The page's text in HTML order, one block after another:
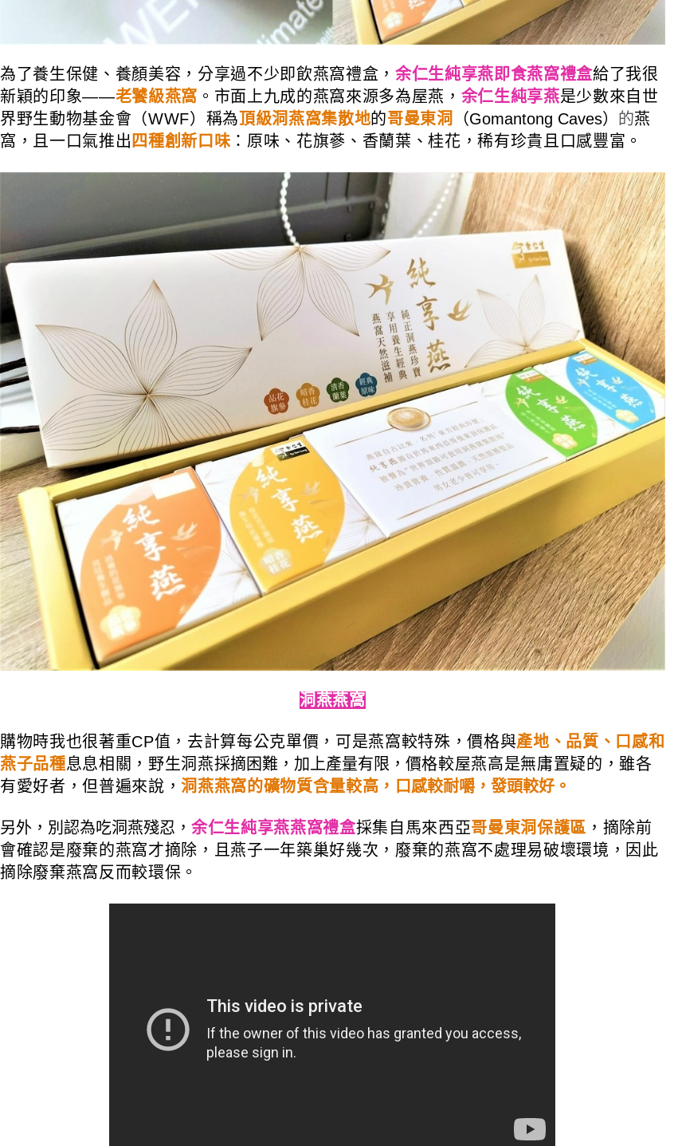
為了養生保健、養顏美容，分享過不少即飲燕窩禮盒， 余仁生純享燕即食燕窩禮盒給了我很
新穎的印象——老饕級燕窩 。市面上九成的燕窩來源多為屋燕， 余仁生純享燕是少數來自世
界野生動物基金會（WWF）稱為頂級洞燕窩集散地的哥曼東洞 （Gomantong Caves） 的燕
窩，且一口氣推出 四種創新口味：原味、花旗蔘、香蘭葉、桂花，稀有珍貴且口感豐富。
洞燕燕窩
購物時我也很著重CP值，去計算每公克單價，可是燕窩較特殊，價格與產地、品質、口感和
燕子品種息息相關，野生洞燕採摘困難，加上產量有限， 價格較屋燕高是無庸置疑的，雖各
有愛好者，但普遍來說，洞燕燕窩的礦物質含量較高， 口感較耐嚼，發頭較好。
另外，別認為吃洞燕殘忍， 余仁生純享燕燕窩禮盒採集自馬來西亞哥曼東洞保護區 ，摘除前
會確認是廢棄的燕窩才摘除，且燕子一年築巢好幾次，廢棄的燕窩不處理易破壞環境，因此
摘除廢棄燕窩反而較環保。